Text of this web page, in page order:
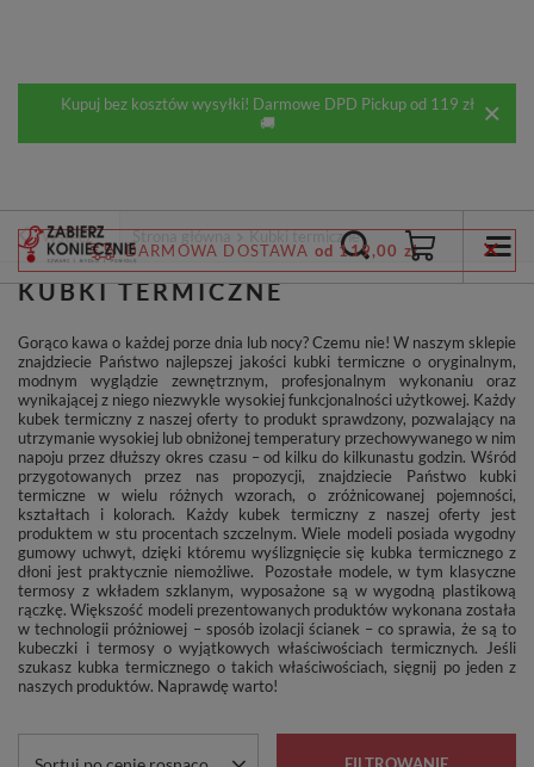
Kupuj bez kosztów wysyłki! Darmowe DPD Pickup od 119 zł
🚚
DARMOWA DOSTAWA od 119,00 zł
Wstecz Strona główna Kubki termiczne
KUBKI TERMICZNE
Gorąco kawa o każdej porze dnia lub nocy? Czemu nie! W naszym sklepie
znajdziecie Państwo najlepszej jakości kubki termiczne o oryginalnym,
modnym wyglądzie zewnętrznym, profesjonalnym wykonaniu oraz
wynikającej z niego niezwykle wysokiej funkcjonalności użytkowej. Każdy
kubek termiczny z naszej oferty to produkt sprawdzony, pozwalający na
utrzymanie wysokiej lub obniżonej temperatury przechowywanego w nim
napoju przez dłuższy okres czasu – od kilku do kilkunastu godzin. Wśród
przygotowanych przez nas propozycji, znajdziecie Państwo kubki
termiczne w wielu różnych wzorach, o zróżnicowanej pojemności,
kształtach i kolorach. Każdy kubek termiczny z naszej oferty jest
produktem w stu procentach szczelnym. Wiele modeli posiada wygodny
gumowy uchwyt, dzięki któremu wyślizgnięcie się kubka termicznego z
dłoni jest praktycznie niemożliwe. Pozostałe modele, w tym klasyczne
termosy z wkładem szklanym, wyposażone są w wygodną plastikową
rączkę. Większość modeli prezentowanych produktów wykonana została
w technologii próżniowej – sposób izolacji ścianek – co sprawia, że są to
kubeczki i termosy o wyjątkowych właściwościach termicznych. Jeśli
szukasz kubka termicznego o takich właściwościach, sięgnij po jeden z
naszych produktów. Naprawdę warto!
FILTROWANIE